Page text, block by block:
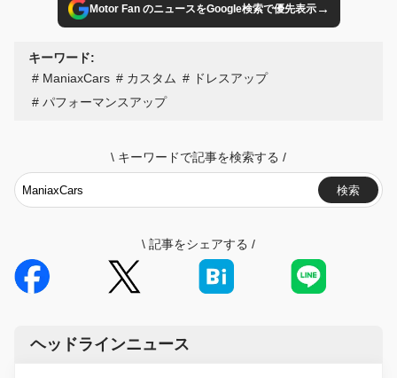
Motor Fan のニュースをGoogle検索で優先表示→
キーワード:
ManiaxCars
カスタム
ドレスアップ
パフォーマンスアップ
\ キーワードで記事を検索する /
検索
\ 記事をシェアする /
ヘッドラインニュース